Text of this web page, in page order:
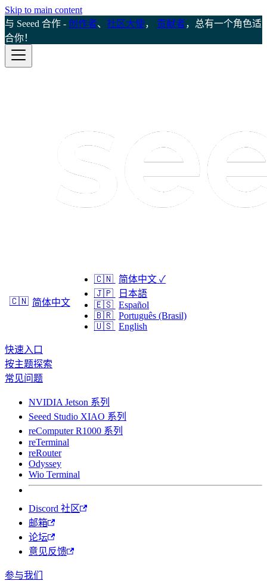
Skip to main content
与 Seeed 合作 - 创作者、 社区大使， 贡献者，总有一个角色适
合你！
🇨🇳 简体中文
🇨🇳 简体中文 ✓
🇯🇵
日本語
🇪🇸 Español
🇧🇷 Português (Brasil)
🇺🇸 English
快速入口
按主题探索
常见问题
NVIDIA Jetson 系列
Seeed Studio XIAO 系列
reComputer R1000 系列
reTerminal
reRouter
Odyssey
Wio Terminal
Discord 社区
邮箱
论坛
意见反馈
参与我们